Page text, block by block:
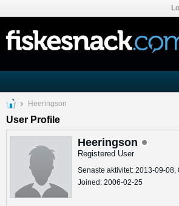
Heeringson
User Profile
Heeringson
Registered User
Senaste aktivitet: 2013-09-08,
Joined: 2006-02-25